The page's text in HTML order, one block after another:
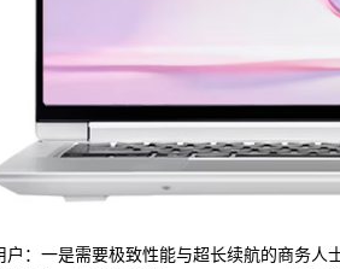
：一是需要极致性能与超长续航的商务